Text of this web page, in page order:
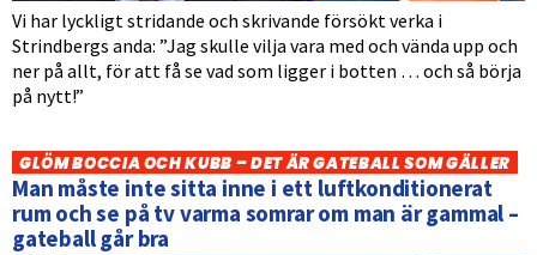
Vi har lyckligt stridande och skrivande försökt verka i
Strindbergs anda: ”Jag skulle vilja vara med och vända upp och
ner på allt, för att få se vad som ligger i botten … och så börja
på nytt!”
GLÖM BOCCIA OCH KUBB – DET ÄR GATEBALL SOM GÄLLER
Man måste inte sitta inne i ett luftkonditionerat
rum och se på tv varma somrar om man är gammal –
gateball går bra